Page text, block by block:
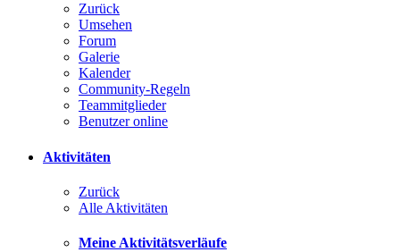
Zurück
Umsehen
Forum
Galerie
Kalender
Community-Regeln
Teammitglieder
Benutzer online
Aktivitäten
Zurück
Alle Aktivitäten
Meine Aktivitätsverläufe